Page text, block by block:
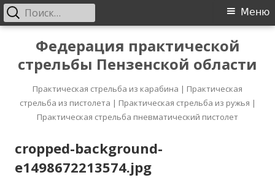
Перейти
содержимому
Федерация практической
стрельбы Пензенской области
Практическая стрельба из карабина | Практическая
стрельба из пистолета | Практическая стрельба из ружья |
Практическая стрельба пневматический пистолет
Основное
меню
Меню
Найти:
cropped-background-
e1498672213574.jpg